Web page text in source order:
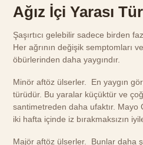
Ağız İçi Yarası
Şaşırtıcı gelebilir sadece birden
Her ağrının değişik semptomları
öbürlerinden daha yaygındır.
Minör aftöz ülserler. En yaygın
türüdür. Bu yaralar küçüktür ve
santimetreden daha ufaktır. Mayo
iki hafta içinde iz bırakmaksızın
Majör aftöz ülserler. Bunlar daha